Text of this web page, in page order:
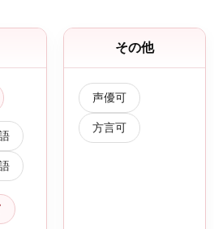
その他
声優可
方言可